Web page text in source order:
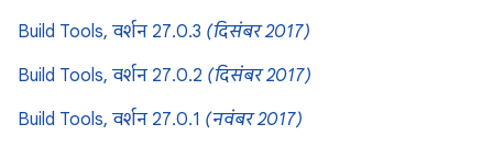
Build Tools, वर्शन 27.0.3 (दिसंबर 2017)
Build Tools, वर्शन 27.0.2 (दिसंबर 2017)
Build Tools, वर्शन 27.0.1 (नवंबर 2017)